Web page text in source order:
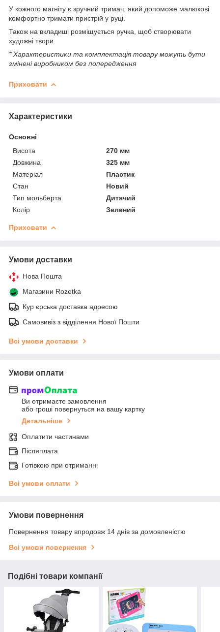
У кожного магніту є зручний тримач, який допоможе малюкові
комфортно тримати пристрій у руці.
Також на вкладиші розміщується ручка, щоб створювати
художні твори.
* Характеристики та комплектація товару можуть бути
змінені виробником без попередження
Приховати
Характеристики
Основні
Висота
270 мм
Довжина
325 мм
Матеріал
Пластик
Стан
Новий
Тип мольберта
Дитячий
Колір
Зелений
Приховати
Умови доставки
Нова Пошта
Магазини Rozetka
Кур єрська доставка адресою
Самовивіз з відділення Нової Пошти
Всі умови доставки
Умови оплати
Ви отримаєте замовлення
або гроші повернуться на вашу картку
Детальніше
Оплатити частинами
Післяплата
Готівкою при отриманні
Всі умови оплати
Умови повернення
Повернення товару впродовж 14 днів за домовленістю
Всі умови повернення
Подібні товари компанії